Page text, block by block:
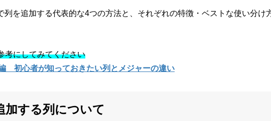
列を追加する代表的な4つの方法と、それぞれの特徴・ベストな使い分け
考にしてみてください
初心者が知っておきたい列とメジャーの違い
加する列について